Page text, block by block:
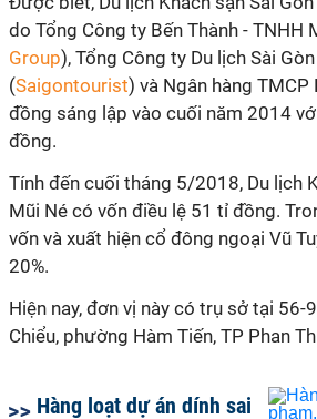
do Tổng Công ty Bến Thành - TNHH
Group), Tổng Công ty Du lịch Sài
(Saigontourist) và Ngân hàng
đồng sáng lập vào cuối năm 2014
đồng.
Tính đến cuối tháng 5/2018, Du lịch
Mũi Né có vốn điều lệ 51 tỉ đồng.
vốn và xuất hiện cổ đông ngoại Vũ
20%.
Hiện nay, đơn vị này có trụ sở tại 56-
Chiểu, phường Hàm Tiến, TP Phan
Hàng loạt dự án dính sai